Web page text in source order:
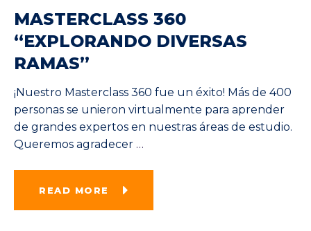
MASTERCLASS 360
“EXPLORANDO DIVERSAS
RAMAS”
¡Nuestro Masterclass 360 fue un éxito! Más de 400
personas se unieron virtualmente para aprender
de grandes expertos en nuestras áreas de estudio.
Queremos agradecer …
READ MORE